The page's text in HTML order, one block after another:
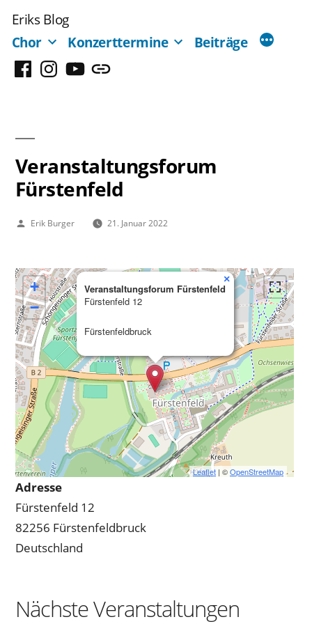
Inhalt
springen
Eriks Blog
Chor
Konzerttermine Beiträge
FacebookInstagram
YouTubeMastodon
Veranstaltungsforum
Fürstenfeld
Veröffentlicht
Erik Burger 21. Januar 2022
Veranstaltungsforum Fürstenfeld
Fürstenfeld 12
Fürstenfeldbruck
×
+
−
Leaflet | ©OpenStreetMap
Adresse
Fürstenfeld 12
82256 Fürstenfeldbruck
Deutschland
Nächste Veranstaltungen